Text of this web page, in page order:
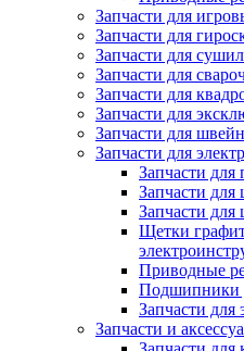
Запчасти для
Запчасти для
Запчасти для
Запчасти для
Запчасти для
Запчасти для
Запчасти для
Запчасти для
Запчасти для
Запчасти
Запчасти для
Щетки
Приводные
Подшипники
Запчасти для
Запчасти и